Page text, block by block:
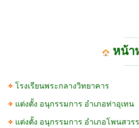
หน้า
โรงเรียนพระกลางวิทยาคาร
แต่งตั้ง อนุกรรมการ อำเภอท่าอุเทน
แต่งตั้ง อนุกรรมการ อำเภอโพนสวร